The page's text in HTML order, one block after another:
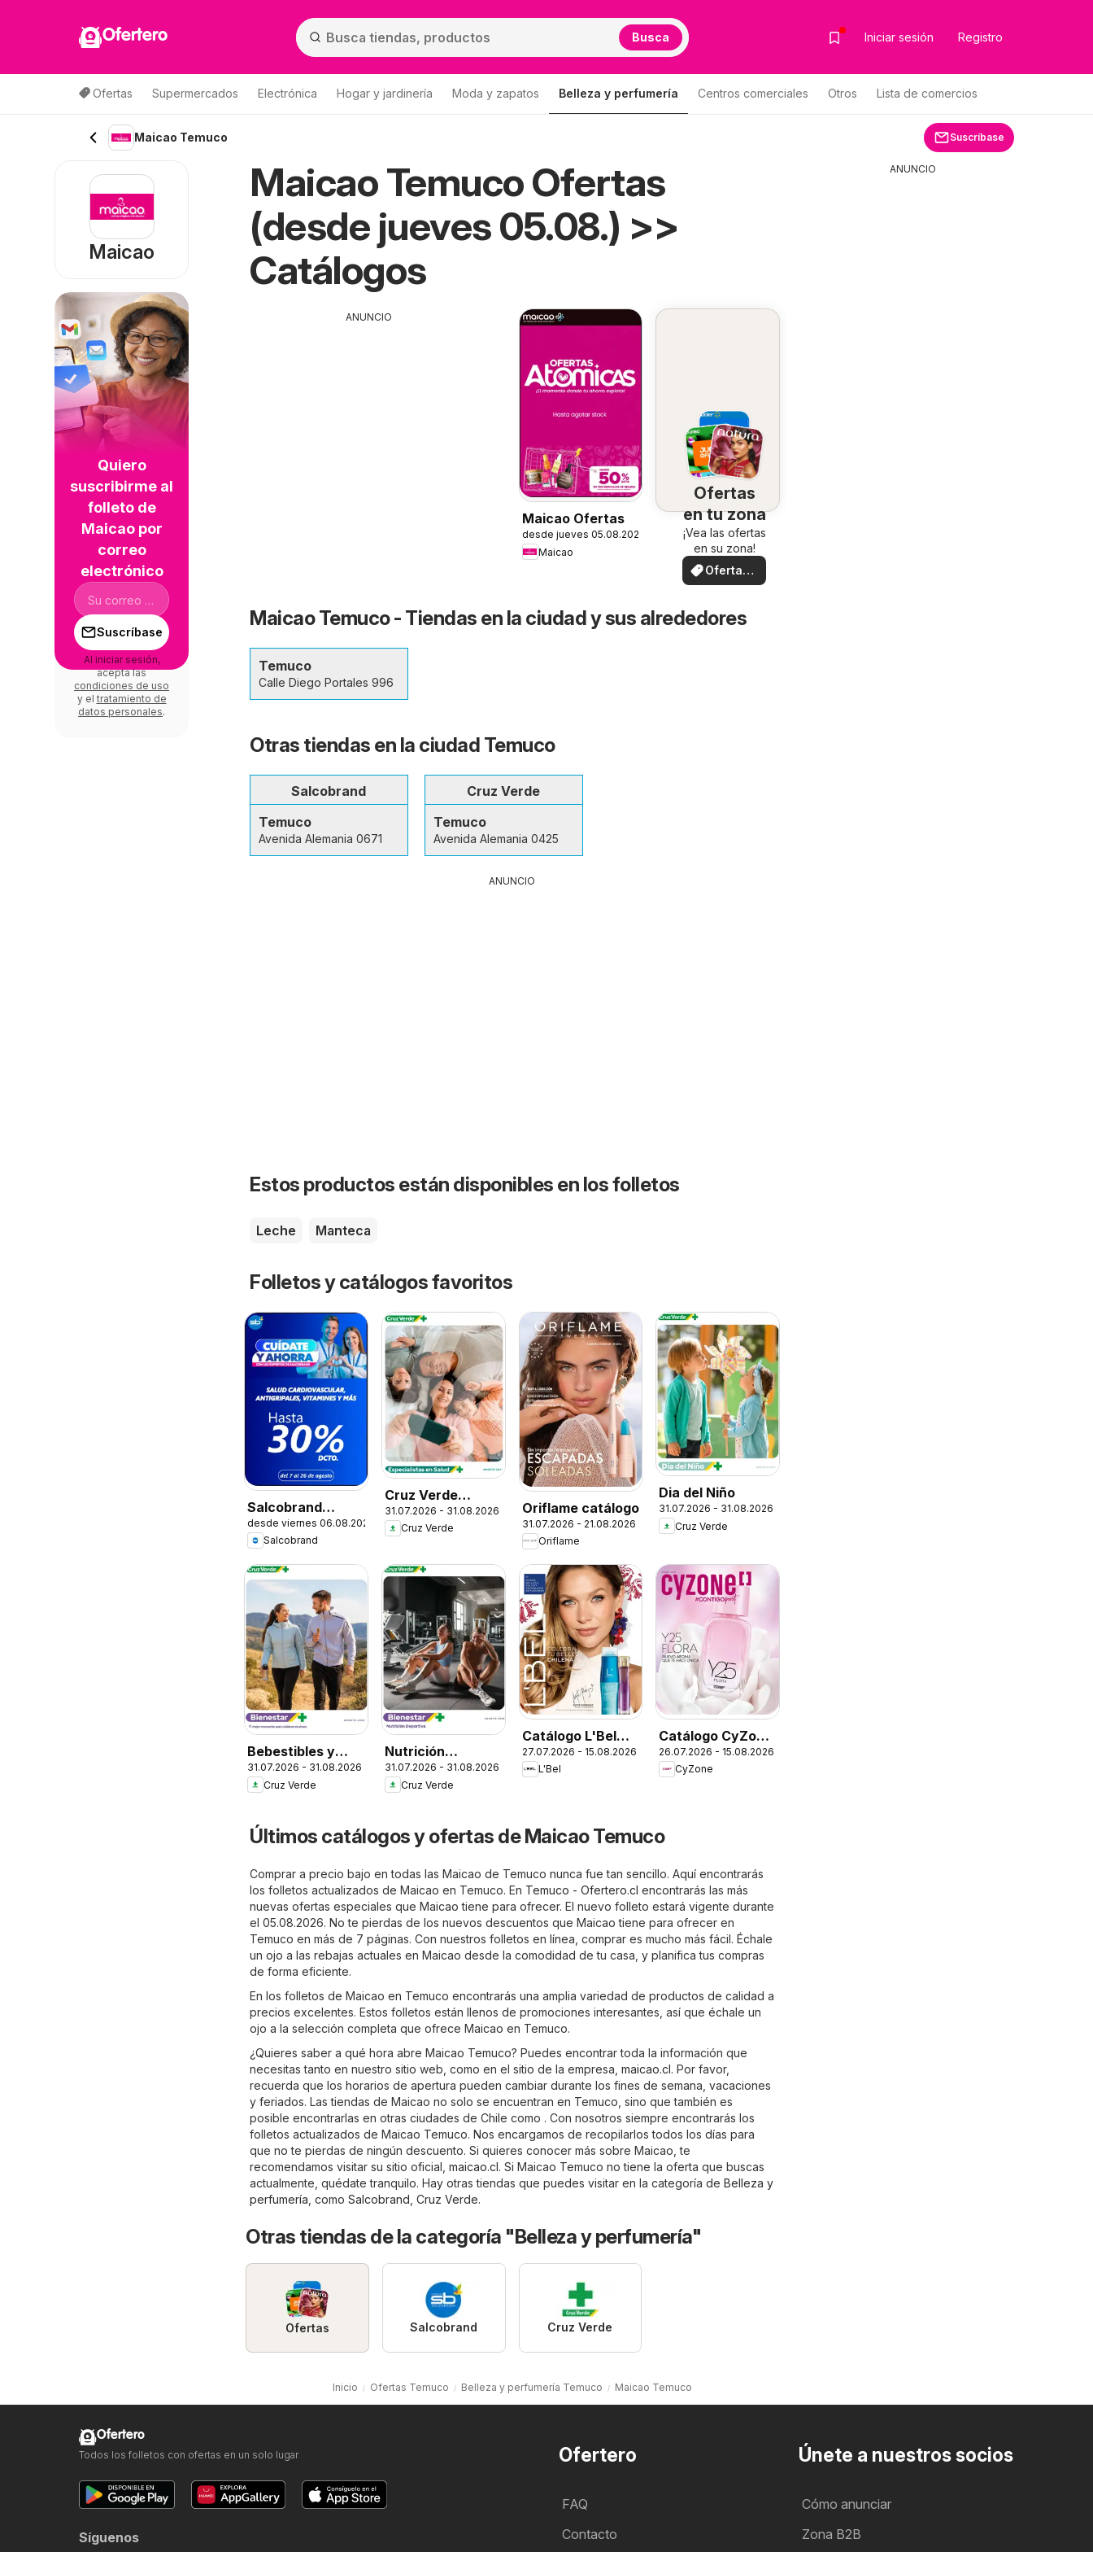
Ofertero Busca Iniciar sesión Registro
Ofertas Supermercados Electrónica Hogar y jardinería Moda y zapatos Belleza y perfumería Centros comerciales Otros Lista de comercios
Maicao Temuco Suscríbase
Maicao Temuco Ofertas
(desde jueves 05.08.) >>
Catálogos
ANUNCIO
Maicao Ofertas
desde jueves 05.08.2026
Maicao
Ofertas
en tu zona
¡Vea las ofertas
en su zona!
Ofertas
locales
Maicao Temuco - Tiendas en la ciudad y sus alrededores
Temuco
Calle Diego Portales 996
Otras tiendas en la ciudad Temuco
Salcobrand
Temuco
Avenida Alemania 0671
Cruz Verde
Temuco
Avenida Alemania 0425
ANUNCIO
Estos productos están disponibles en los folletos
Leche Manteca
Folletos y catálogos favoritos
Salcobrand
Ofertas
desde viernes 06.08.2026
Salcobrand
Cruz Verde
Descuentos
31.07.2026 - 31.08.2026
Cruz Verde
Oriflame catálogo
31.07.2026 - 21.08.2026
Oriflame
Dia del Niño
31.07.2026 - 31.08.2026
Cruz Verde
Bebestibles y
Snacks
31.07.2026 - 31.08.2026
Cruz Verde
Nutrición
Deportiva
31.07.2026 - 31.08.2026
Cruz Verde
Catálogo L'Bel
Campaña 13
27.07.2026 - 15.08.2026
L'Bel
Catálogo CyZone
Campaña 13
26.07.2026 - 15.08.2026
CyZone
Últimos catálogos y ofertas de Maicao Temuco
Comprar a precio bajo en todas las Maicao de Temuco nunca fue tan sencillo. Aquí encontrarás
los folletos actualizados de Maicao en Temuco. En Temuco - Ofertero.cl encontrarás las más
nuevas ofertas especiales que Maicao tiene para ofrecer. El nuevo folleto estará vigente durante
el 05.08.2026. No te pierdas de los nuevos descuentos que Maicao tiene para ofrecer en
Temuco en más de 7 páginas. Con nuestros folletos en línea, comprar es mucho más fácil. Échale
un ojo a las rebajas actuales en Maicao desde la comodidad de tu casa, y planifica tus compras
de forma eficiente.
En los folletos de Maicao en Temuco encontrarás una amplia variedad de productos de calidad a
precios excelentes. Estos folletos están llenos de promociones interesantes, así que échale un
ojo a la selección completa que ofrece Maicao en Temuco.
¿Quieres saber a qué hora abre Maicao Temuco? Puedes encontrar toda la información que
necesitas tanto en nuestro sitio web, como en el sitio de la empresa, maicao.cl. Por favor,
recuerda que los horarios de apertura pueden cambiar durante los fines de semana, vacaciones
y feriados. Las tiendas de Maicao no solo se encuentran en Temuco, sino que también es
posible encontrarlas en otras ciudades de Chile como . Con nosotros siempre encontrarás los
folletos actualizados de Maicao Temuco. Nos encargamos de recopilarlos todos los días para
que no te pierdas de ningún descuento. Si quieres conocer más sobre Maicao, te
recomendamos visitar su sitio oficial, maicao.cl. Si Maicao Temuco no tiene la oferta que buscas
actualmente, quédate tranquilo. Hay otras tiendas que puedes visitar en la categoría de Belleza y
perfumería , como Salcobrand Cruz Verde.
Otras tiendas de la categoría "Belleza y perfumería"
Ofertas Salcobrand Cruz Verde
Inicio Ofertas Temuco Belleza y perfumería Temuco Maicao Temuco
Maicao
Quiero
suscribirme al
folleto de
Maicao por
correo
electrónico
Suscríbase
Al iniciar sesión,
acepta las
condiciones de uso
y el tratamiento de
datos personales.
ANUNCIO
Ofertero
FAQ
Contacto
Únete a nuestros socios
Cómo anunciar
Zona B2B
Ofertero
Todos los folletos con ofertas en un solo lugar
Síguenos